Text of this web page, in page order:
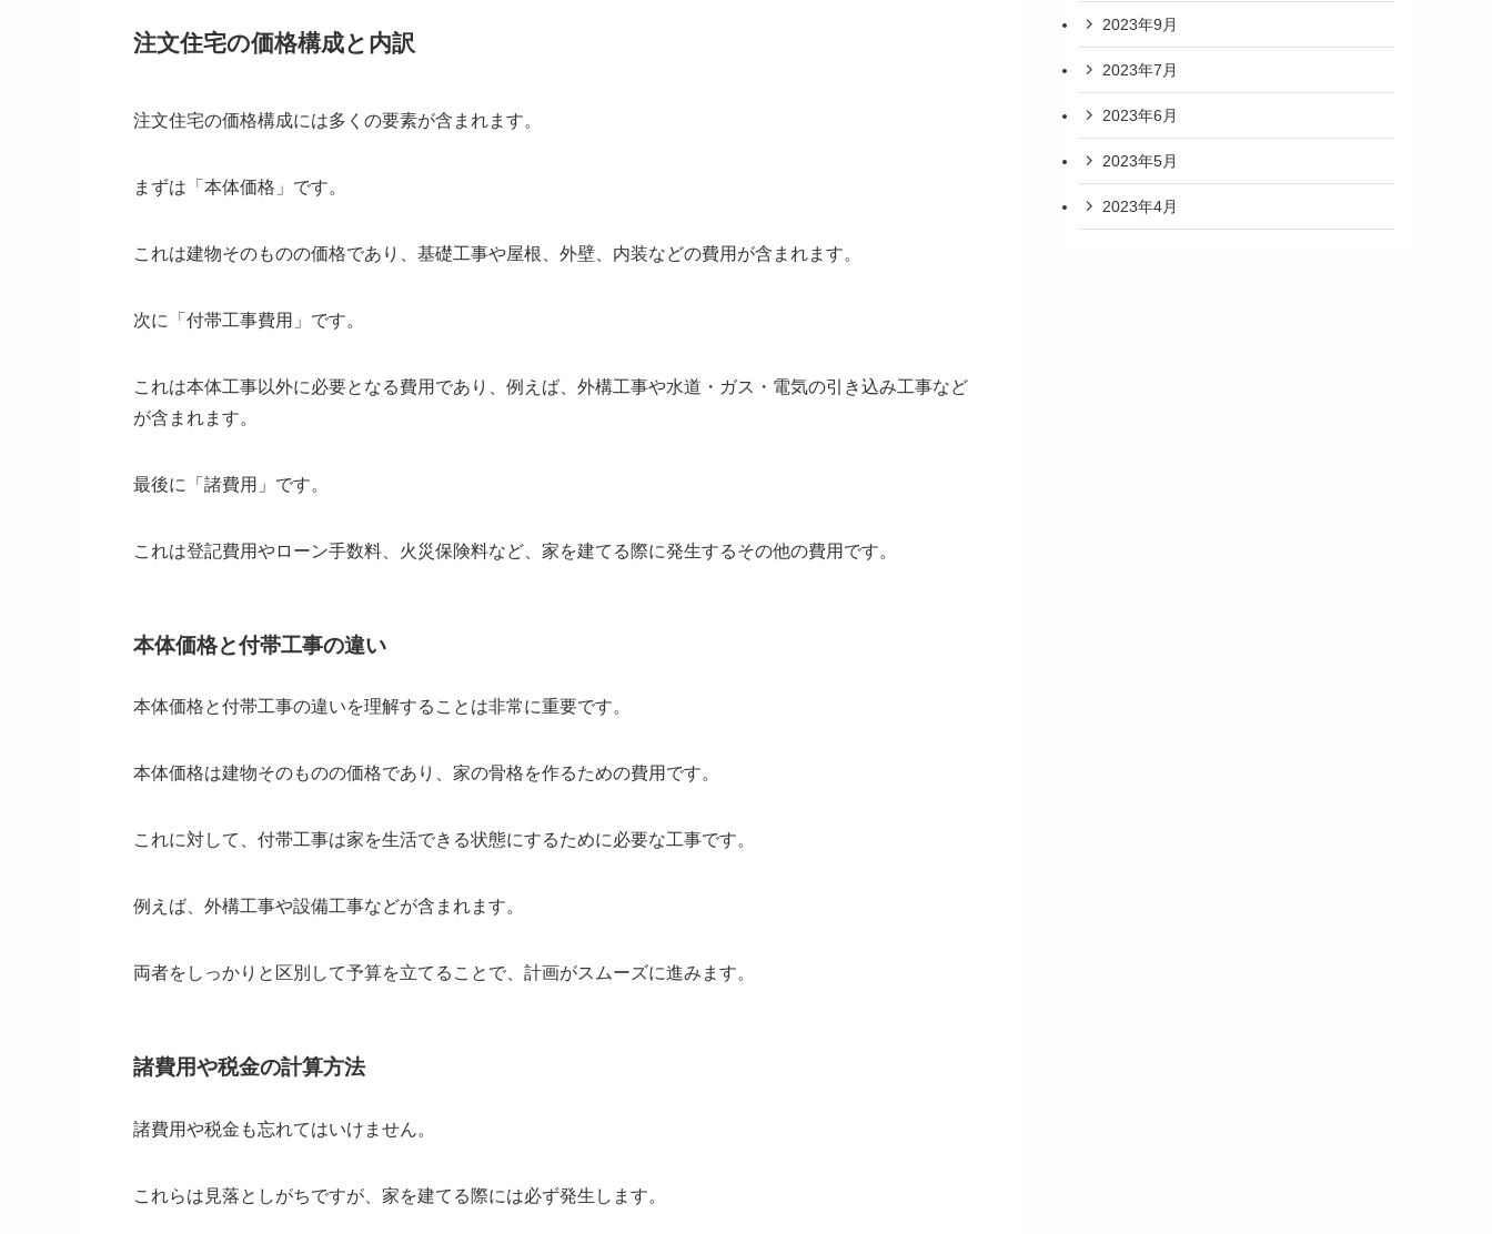
注文住宅の価格構成と内訳
注文住宅の価格構成には多くの要素が含まれます。
まずは「本体価格」です。
これは建物そのものの価格であり、基礎工事や屋根、外壁、内装などの費用が含まれます。
次に「付帯工事費用」です。
これは本体工事以外に必要となる費用であり、例えば、外構工事や水道・ガス・電気の引き込み工事など
が含まれます。
最後に「諸費用」です。
これは登記費用やローン手数料、火災保険料など、家を建てる際に発生するその他の費用です。
本体価格と付帯工事の違い
本体価格と付帯工事の違いを理解することは非常に重要です。
本体価格は建物そのものの価格であり、家の骨格を作るための費用です。
これに対して、付帯工事は家を生活できる状態にするために必要な工事です。
例えば、外構工事や設備工事などが含まれます。
両者をしっかりと区別して予算を立てることで、計画がスムーズに進みます。
諸費用や税金の計算方法
諸費用や税金も忘れてはいけません。
これらは見落としがちですが、家を建てる際には必ず発生します。
2023年9月
2023年7月
2023年6月
2023年5月
2023年4月